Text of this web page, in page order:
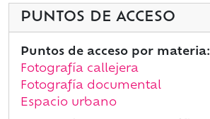
PUNTOS DE ACCESO
Puntos de acceso por materia:
Fotografía callejera
Fotografía documental
Espacio urbano